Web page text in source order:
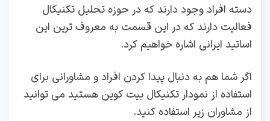
دسته افراد وجود دارند که در حوزه تحلیل تکنیکال
فعالیت دارند که در این قسمت به معروف ترین این
اساتید ایرانی اشاره خواهیم کرد.
اگر شما هم به دنبال پیدا کردن افراد و مشاورانی برای
استفاده از نمودار تکنیکال بیت کوین هستید می توانید
از مشاوران زیر استفاده کنید.